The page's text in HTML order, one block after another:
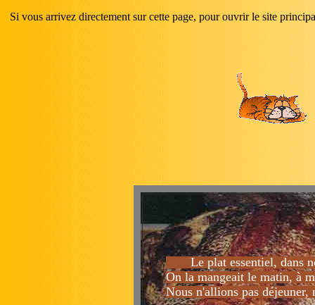
Si vous arrivez directement sur cette page, pour ouvrir le site
Le plat essentiel, dans
On la mangeait le matin, à
Nous n'allions pas déjeuner,